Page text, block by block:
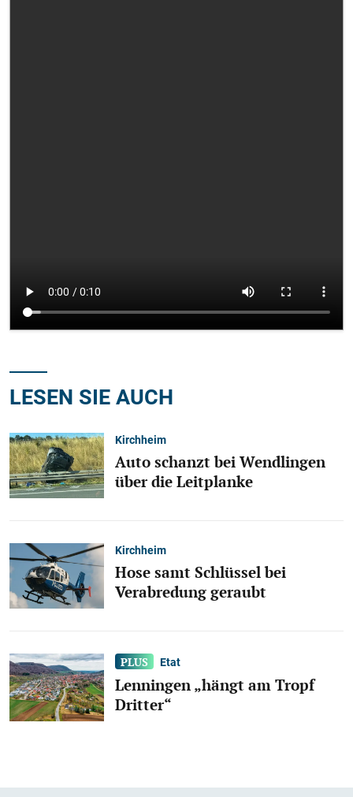
LESEN SIE AUCH
Kirchheim
Auto schanzt bei Wendlingen
über die Leitplanke
Kirchheim
Hose samt Schlüssel bei
Verabredung geraubt
Etat
Lenningen „hängt am Tropf
Dritter“